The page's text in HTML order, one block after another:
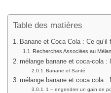
Table des matières
Banane et Coca Cola : Ce qu’il
Recherches Associées au
mélange banane et coca-cola :
Banane et Santé
mélange banane et coca cola :
1 – engendrer un gain de